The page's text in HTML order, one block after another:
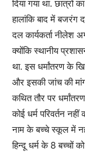
दिया गया था. छात्रों
हालांकि बाद में बजरंग
दल कार्यकर्ता नीलेश
क्योंकि स्थानीय
था. इस धर्मांतरण के
और इसकी जांच की
कथित तौर पर
कोई धर्म परिवर्तन
नाम के बच्चे स्कूल में
हिन्दू धर्म के 8 बच्चों